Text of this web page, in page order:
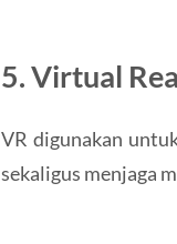
5. Virtual
VR digunakan
sekaligus menjaga